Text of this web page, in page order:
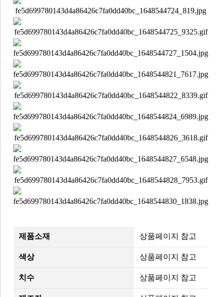
제품소재 상품페이지 참고
색상 상품페이지 참고
치수 상품페이지 참고